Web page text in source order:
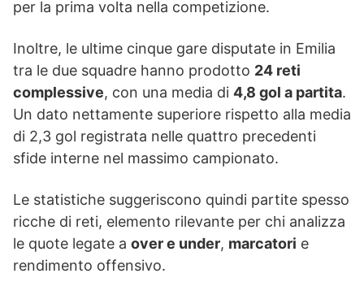
per la prima volta nella competizione.
Inoltre, le ultime cinque gare disputate in Emilia
tra le due squadre hanno prodotto 24 reti
complessive, con una media di 4,8 gol a partita.
Un dato nettamente superiore rispetto alla media
di 2,3 gol registrata nelle quattro precedenti
sfide interne nel massimo campionato.
Le statistiche suggeriscono quindi partite spesso
ricche di reti, elemento rilevante per chi analizza
le quote legate a over e under, marcatori e
rendimento offensivo.